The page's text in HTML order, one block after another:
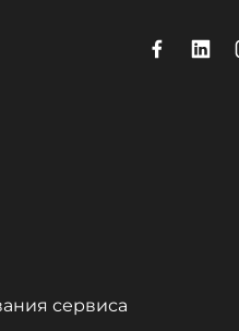
сервиса